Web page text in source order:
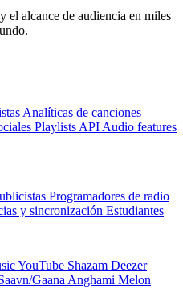
el alcance de audiencia en miles
Analíticas de canciones
Playlists API Audio features
Programadores de radio
y sincronización Estudiantes
YouTube Shazam Deezer
Gaana Anghami Melon